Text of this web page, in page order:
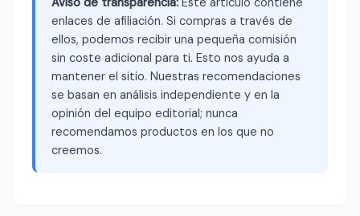
enlaces de afiliación. Si compras a través de
ellos, podemos recibir una pequeña comisión
sin coste adicional para ti. Esto nos ayuda a
mantener el sitio. Nuestras recomendaciones
se basan en análisis independiente y en la
opinión del equipo editorial; nunca
recomendamos productos en los que no
creemos.